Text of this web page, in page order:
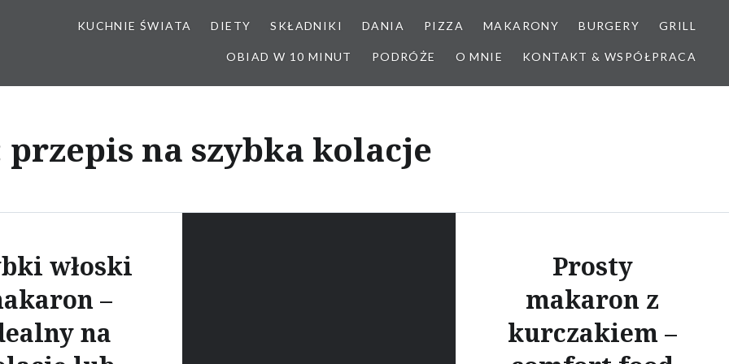
KUCHNIE ŚWIATA DIETY SKŁADNIKI DANIA PIZZA MAKARONY BURGERY GRILL
OBIAD W 10 MINUT PODRÓŻE O MNIE KONTAKT & WSPÓŁPRACA
przepis na szybka kolacje
włoski
–
na
Prosty
makaron z
kurczakiem –